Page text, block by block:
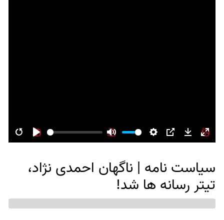
RestartPlay Mute Settings
PIP Download
Enter
سیاست نامه | ناگهان احمدی نژاد،
تیتر رسانه ها شد!